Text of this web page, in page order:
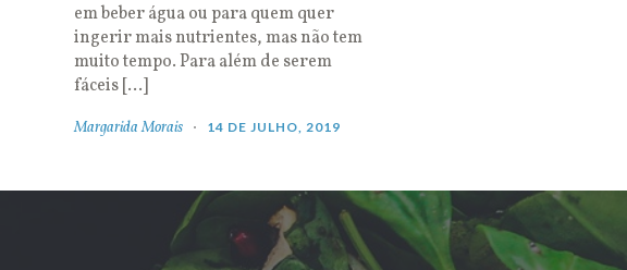
em beber água ou para quem quer
ingerir mais nutrientes, mas não tem
muito tempo. Para além de serem
fáceis […]
Margarida Morais 14 DE JULHO, 2019